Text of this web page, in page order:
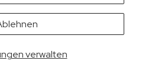
verwalten
du uns aus den USA besuchen.
in US-Dollar (USD) anzeigen?